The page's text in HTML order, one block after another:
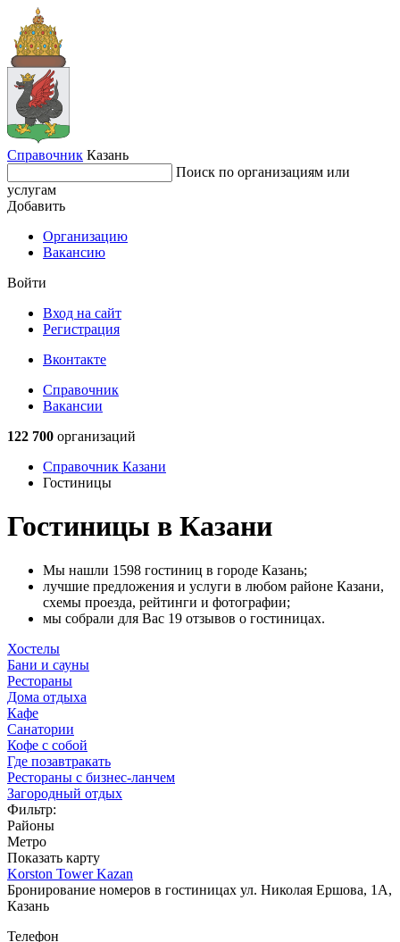
Справочник Казань
Поиск по организациям или
услугам
Добавить
Организацию
Вакансию
Войти
Вход на сайт
Регистрация
Вконтакте
Справочник
Вакансии
122 700 организаций
Справочник Казани
Гостиницы
Гостиницы в Казани
Мы нашли 1598 гостиниц в городе Казань;
лучшие предложения и услуги в любом районе Казани,
схемы проезда, рейтинги и фотографии;
мы собрали для Вас 19 отзывов о гостиницах.
Хостелы
Бани и сауны
Рестораны
Дома отдыха
Кафе
Санатории
Кофе с собой
Где позавтракать
Рестораны с бизнес-ланчем
Загородный отдых
Фильтр:
Районы
Метро
Показать карту
Korston Tower Kazan
Бронирование номеров в гостиницах ул. Николая Ершова, 1А,
Казань
Телефон